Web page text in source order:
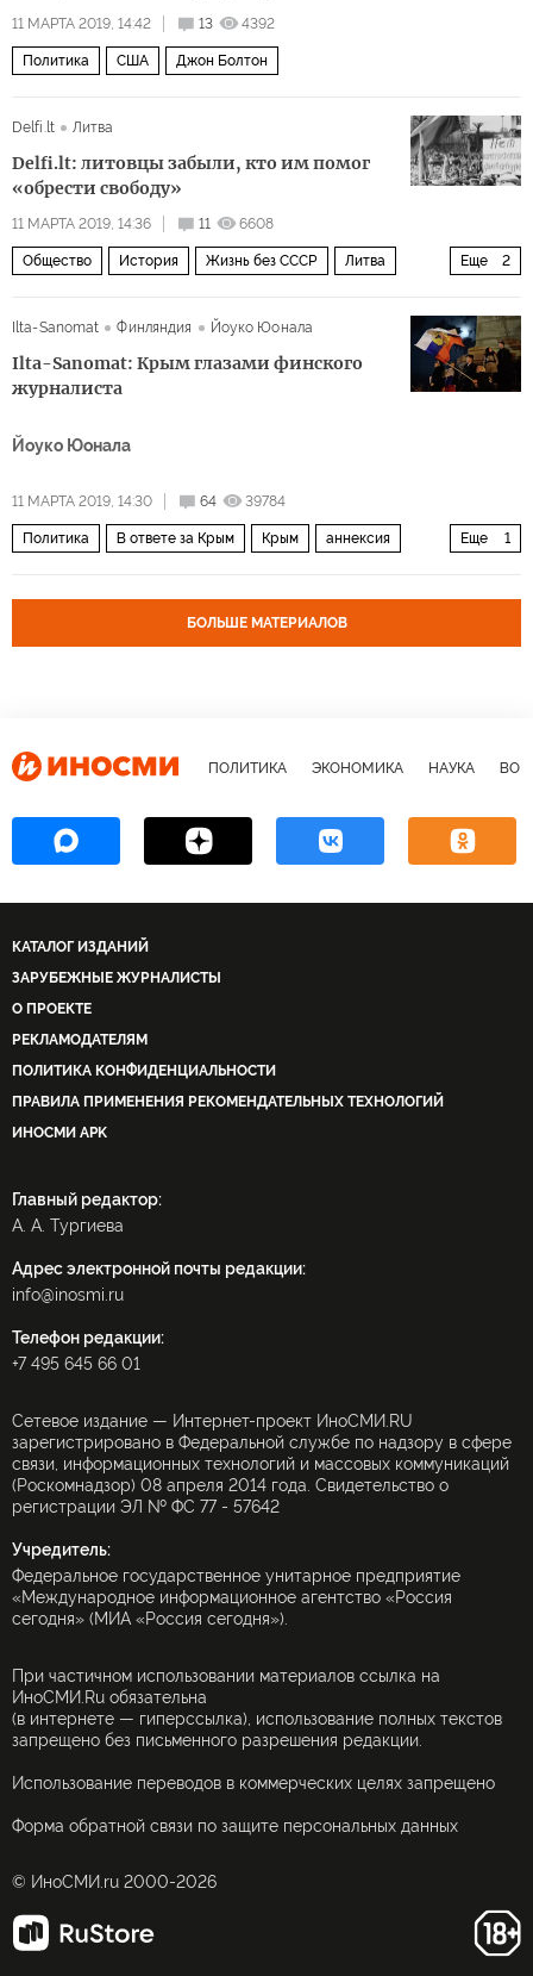
11 МАРТА 2019, 14:42 13 4392
Политика США Джон Болтон
Delfi.lt Литва
Delfi.lt: литовцы забыли, кто им помог
«обрести свободу»
11 МАРТА 2019, 14:36 11 6608
Еще 2
Общество История Жизнь без СССР Литва
Ilta-Sanomat
Финляндия Йоуко Юонала
Ilta-Sanomat: Крым глазами финского
журналиста
Йоуко Юонала
11 МАРТА 2019, 14:30 64 39784
Еще 1
Политика В ответе за Крым Крым аннексия
БОЛЬШЕ МАТЕРИАЛОВ
ПОЛИТИКА ЭКОНОМИКА НАУКА
КАТАЛОГ ИЗДАНИЙ
ЗАРУБЕЖНЫЕ ЖУРНАЛИСТЫ
О ПРОЕКТЕ
РЕКЛАМОДАТЕЛЯМ
ПОЛИТИКА КОНФИДЕНЦИАЛЬНОСТИ
ПРАВИЛА ПРИМЕНЕНИЯ РЕКОМЕНДАТЕЛЬНЫХ ТЕХНОЛОГИЙ
ИНОСМИ APK
Главный редактор:
А. А. Тургиева
Адрес электронной почты редакции:
info@inosmi.ru
Телефон редакции:
+7 495 645 66 01
Сетевое издание — Интернет-проект ИноСМИ.RU
зарегистрировано в Федеральной службе по надзору в сфере
связи, информационных технологий и массовых коммуникаций
(Роскомнадзор) 08 апреля 2014 года. Свидетельство о
регистрации ЭЛ № ФС 77 - 57642
Учредитель:
Федеральное государственное унитарное предприятие
«Международное информационное агентство «Россия
сегодня» (МИА «Россия сегодня»).
При частичном использовании материалов ссылка на
ИноСМИ.Ru обязательна
(в интернете — гиперссылка), использование полных текстов
запрещено без письменного разрешения редакции.
Использование переводов в коммерческих целях запрещено
Форма обратной связи по защите персональных данных
© ИноСМИ.ru 2000-2026